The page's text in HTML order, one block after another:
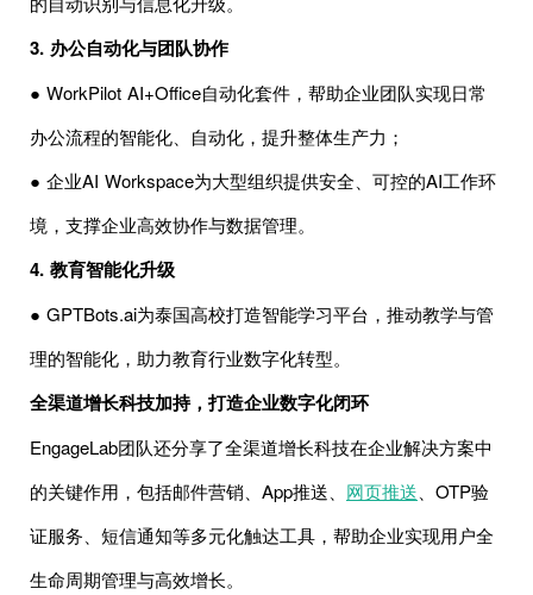
3. 办公自动化与团队协作
● WorkPilot AI+Office自动化套件，帮助企业团队实现日常
办公流程的智能化、自动化，提升整体生产力；
● 企业AI Workspace为大型组织提供安全、可控的AI工作环
境，支撑企业高效协作与数据管理。
4. 教育智能化升级
● GPTBots.ai为泰国高校打造智能学习平台，推动教学与管
理的智能化，助力教育行业数字化转型。
全渠道增长科技加持，打造企业数字化闭环
EngageLab团队还分享了全渠道增长科技在企业解决方案中
的关键作用，包括邮件营销、App推送、 网页推送 、OTP验
证服务、短信通知等多元化触达工具，帮助企业实现用户全
生命周期管理与高效增长。